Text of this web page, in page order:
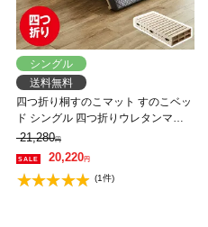
シングル
送料無料
四つ折り桐すのこマット すのこベッ
ド シングル 四つ折りウレタンマッ
トレス付き 木製 低ホルムアルデヒ
ド 軽量 軽い コンパクト すのこマッ
ト 桐
21,280円
20,220円
(1件)